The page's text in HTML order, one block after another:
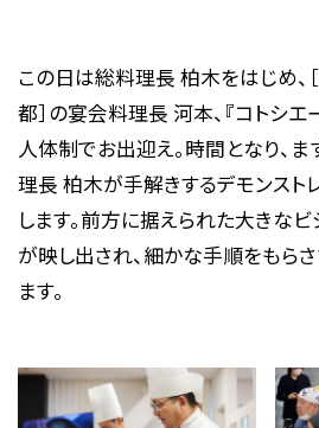
この日は総料理長 柏木をはじめ、
都］の宴会料理長 河本、『コトシ
人体制でお出迎え。時間となり、
理長 柏木が手解きするデモンスト
します。前方に据えられた大きな
が映し出され、細かな手順をもら
ます。